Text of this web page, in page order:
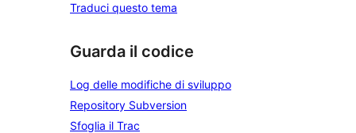
Traduci questo tema
Guarda il codice
Log delle modifiche di sviluppo
Repository Subversion
Sfoglia il Trac